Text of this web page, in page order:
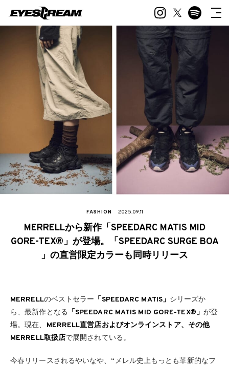
FASHION 2025.09.11
MERRELLから新作「SPEEDARC MATIS MID
GORE-TEX®」が登場。「SPEEDARC SURGE BOA
」の直営限定カラーも同時リリース
MERRELLのベストセラー 「SPEEDARC MATIS」 シリーズか
ら、最新作となる 「SPEEDARC MATIS MID GORE-TEX®」 が登
場。現在、 MERRELL直営店およびオンラインストア、その他
MERRELL取扱店で展開されている。
今春リリースされるやいなや、“メレル史上もっとも革新的なフ